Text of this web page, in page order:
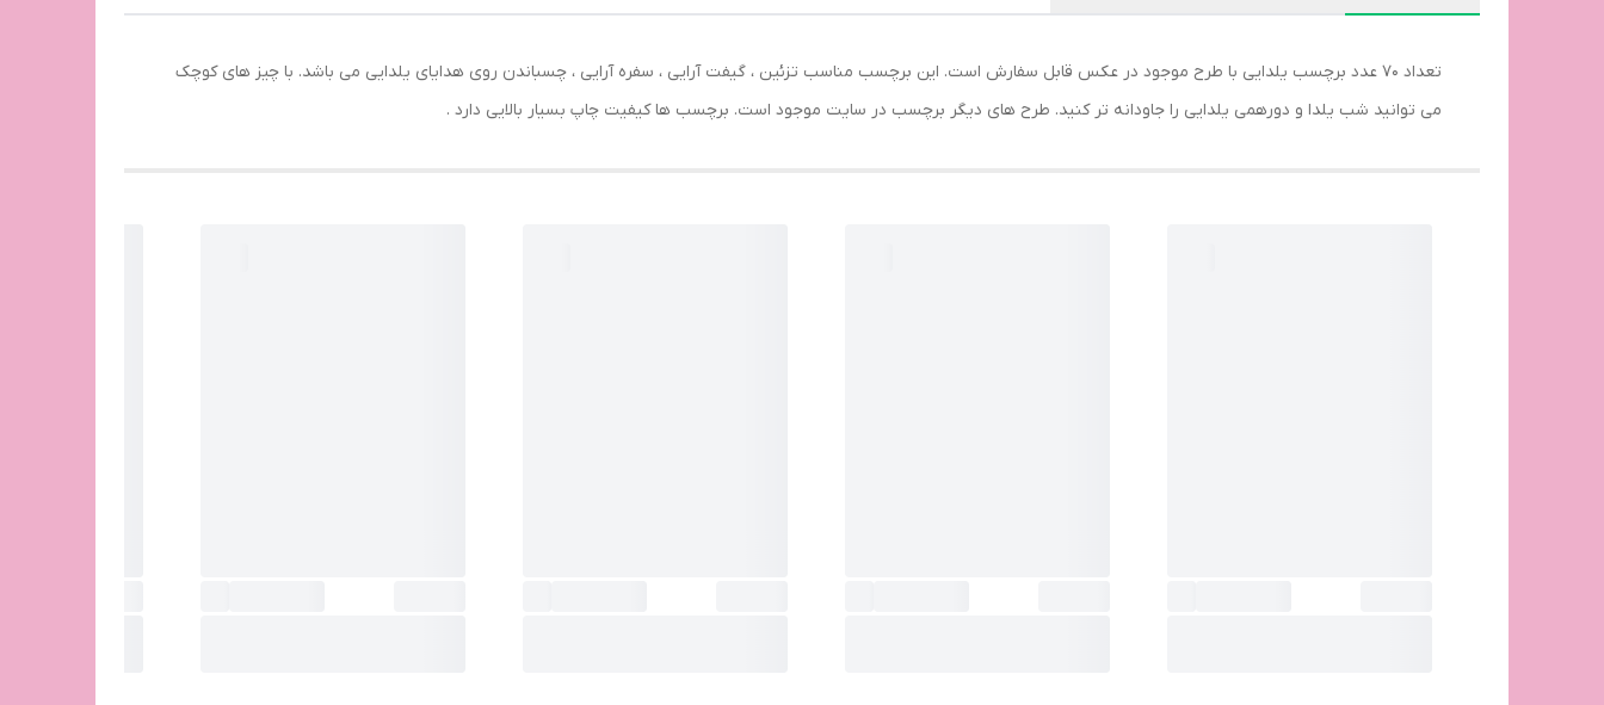
تعداد 70 عدد برچسب یلدایی با طرح موجود در عکس قابل سفارش است. این برچسب مناسب تزئین ، گیفت آرایی ، سفره آرایی ، چسباندن روی هدایای یلدایی می باشد. با چیز های کوچک
می توانید شب یلدا و دورهمی یلدایی را جاودانه تر کنید. طرح های دیگر برچسب در سایت موجود است. برچسب ها کیفیت چاپ بسیار بالایی دارد .